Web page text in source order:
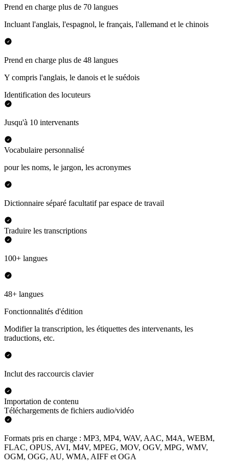
Prend en charge plus de 70 langues
Incluant l'anglais, l'espagnol, le français, l'allemand et le chinois
Prend en charge plus de 48 langues
Y compris l'anglais, le danois et le suédois
Identification des locuteurs
Jusqu'à 10 intervenants
Vocabulaire personnalisé
pour les noms, le jargon, les acronymes
Dictionnaire séparé facultatif par espace de travail
Traduire les transcriptions
100+ langues
48+ langues
Fonctionnalités d'édition
Modifier la transcription, les étiquettes des intervenants, les
traductions, etc.
Inclut des raccourcis clavier
Importation de contenu
Téléchargements de fichiers audio/vidéo
Formats pris en charge : MP3, MP4, WAV, AAC, M4A, WEBM,
FLAC, OPUS, AVI, M4V, MPEG, MOV, OGV, MPG, WMV,
OGM, OGG, AU, WMA, AIFF et OGA